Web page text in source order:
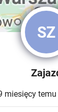
SZ
miesięcy temu